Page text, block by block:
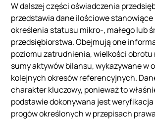
W dalszej części oświadczenia
przedstawia dane ilościowe stanowiące
określenia statusu mikro-, małego lub
przedsiębiorstwa. Obejmują one
poziomu zatrudnienia, wielkości
sumy aktywów bilansu, wykazywane w
kolejnych okresów referencyjnych.
charakter kluczowy, ponieważ to
podstawie dokonywana jest weryfikacja
progów określonych w przepisach